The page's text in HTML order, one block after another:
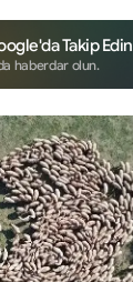
Takip Edin
haberdar olun.